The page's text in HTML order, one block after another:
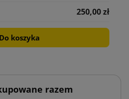
250,00 zł
Do koszyka
razem